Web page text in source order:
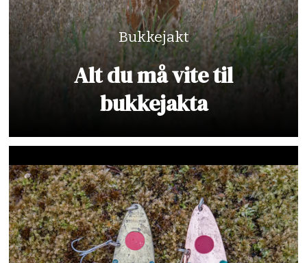
Bukkejakt
Alt du må vite til
bukkejakta